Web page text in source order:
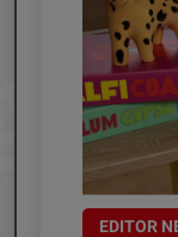
EDITOR